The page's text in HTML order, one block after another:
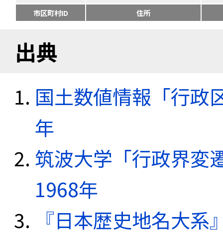
市区町村ID
住所
出典
国土数値情報「行政
年
筑波大学「行政界変
1968年
『日本歴史地名大